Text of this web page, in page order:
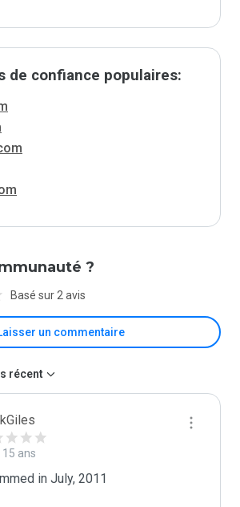
de confiance populaires:
?
Basé sur 2 avis
un commentaire
récent
15 ans
in July, 2011